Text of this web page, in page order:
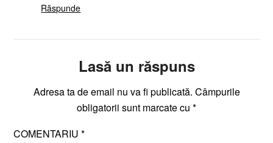
Răspunde
Lasă un răspuns
Adresa ta de email nu va fi publicată. Câmpurile
obligatorii sunt marcate cu *
COMENTARIU*